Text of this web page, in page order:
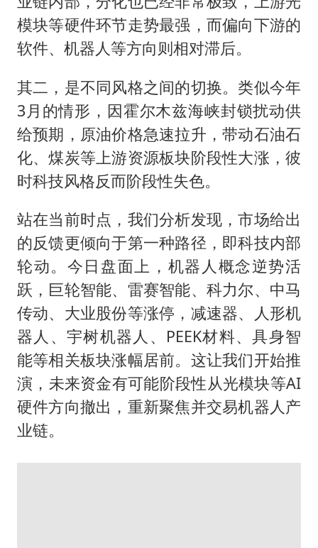
模块等硬件环节走势最强，而偏向下游的
软件、机器人等方向则相对滞后。
其二，是不同风格之间的切换。类似今年
3月的情形，因霍尔木兹海峡封锁扰动供
给预期，原油价格急速拉升，带动石油石
化、煤炭等上游资源板块阶段性大涨，彼
时科技风格反而阶段性失色。
站在当前时点，我们分析发现，市场给出
的反馈更倾向于第一种路径，即科技内部
轮动。今日盘面上，机器人概念逆势活
跃，巨轮智能、雷赛智能、科力尔、中马
传动、大业股份等涨停，减速器、人形机
器人、宇树机器人、PEEK材料、具身智
能等相关板块涨幅居前。这让我们开始推
演，未来资金有可能阶段性从光模块等AI
硬件方向撤出，重新聚焦并交易机器人产
业链。